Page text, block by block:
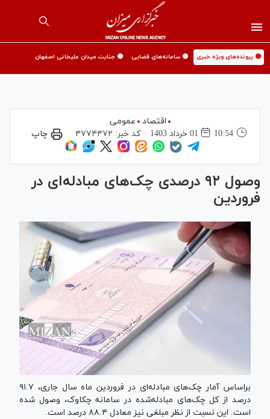
🟡 پرونده‌های ویژه خبری 🟡 سامانه‌های قضایی 🟡 جنایت میدان علیخانی اصفهان
اقتصاد
عمومی
10:54
01 خرداد 1403 کد خبر: ۴۷۷۴۴۷۲ چاپ
وصول ۹۲ درصدی چک‌های مبادله‌ای در
فروردین
براساس آمار چک‌های مبادله‌ای در فروردین ماه سال جاری، ۹۱.۷
درصد از کل چک‌های مبادله‌شده در سامانه چکاوک، وصول شده
است. این نسبت از نظر مبلغی نیز معادل ۸۸.۴ درصد است.